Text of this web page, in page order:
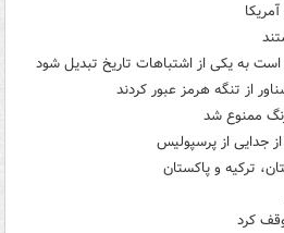
به یکی از اشتباهات تاریخ تبدیل شود
ممنوع شد
جدایی از پرسپولیس
ترکیه و پاکستان
کرد